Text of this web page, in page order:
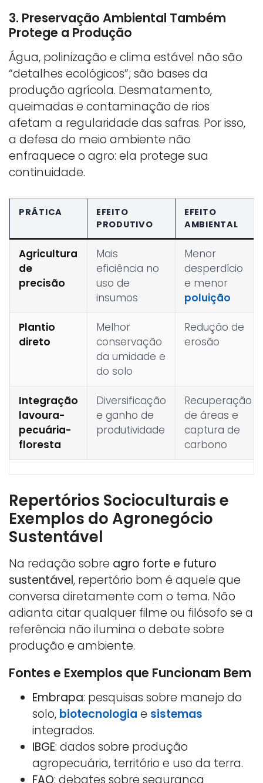
3. Preservação Ambiental Também
Protege a Produção
Água, polinização e clima estável não são
“detalhes ecológicos”; são bases da
produção agrícola. Desmatamento,
queimadas e contaminação de rios
afetam a regularidade das safras. Por isso,
a defesa do meio ambiente não
enfraquece o agro: ela protege sua
continuidade.
PRÁTICA
EFEITO
PRODUTIVO
EFEITO
AMBIENTAL
Agricultura
de
precisão
Mais
eficiência no
uso de
insumos
Menor
desperdício
e menor
poluição
Plantio
direto
Melhor
conservação
da umidade e
do solo
Redução de
erosão
Integração
lavoura-
pecuária-
floresta
Diversificação
e ganho de
produtividade
Recuperação
de áreas e
captura de
carbono
Repertórios Socioculturais e
Exemplos do Agronegócio
Sustentável
Na redação sobre agro forte e futuro
sustentável, repertório bom é aquele que
conversa diretamente com o tema. Não
adianta citar qualquer filme ou filósofo se a
referência não ilumina o debate sobre
produção e ambiente.
Fontes e Exemplos que Funcionam Bem
Embrapa: pesquisas sobre manejo do
solo, biotecnologia e sistemas
integrados.
IBGE: dados sobre produção
agropecuária, território e uso da terra.
FAO: debates sobre segurança